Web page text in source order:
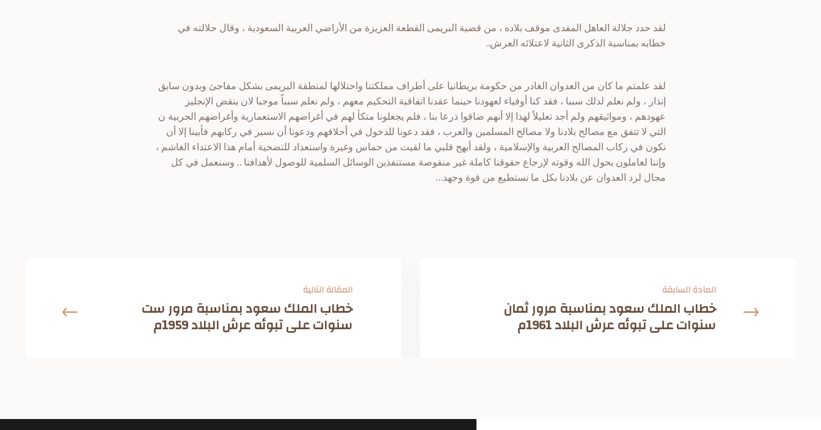
لقد حدد جلالة العاهل المفدى موقف بلاده ، من قضية البريمى القطعة العزيزة من الأراضي العربية السعودية ، وقال جلالته في
خطابه بمناسبة الذكرى الثانية لاعتلائه العرش..
لقد علمتم ما كان من العدوان الغادر من حكومة بريطانيا على أطراف مملكتنا واحتلالها لمنطقة البريمى بشكل مفاجئ وبدون سابق
إنذار ، ولم نعلم لذلك سببا ، فقد كنا أوفياء لعهودنا حينما عقدنا اتفاقية التحكيم معهم ، ولم نعلم سبباً موجبا لان ينقض الإنجليز
عهودهم ، ومواثيقهم ولم أجد تعليلاً لهذا إلا أنهم ضاقوا ذرعا بنا ، فلم يجعلونا متكأ لهم في أغراضهم الاستعمارية وأغراضهم الحربية ن
التي لا تتفق مع مصالح بلادنا ولا مصالح المسلمين والعرب ، فقد دعونا للدخول في أحلافهم ودعونا أن نسير في ركابهم فأبينا إلا أن
نكون في ركاب المصالح العربية والإسلامية ، ولقد أبهج قلبي ما لقيت من حماس وغيرة واستعداد للتضحية أمام هذا الاعتداء الغاشم ،
وإننا لعاملون بحول الله وقوته لإرجاع حقوقنا كاملة غير منقوصة مستنفذين الوسائل السلمية للوصول لأهدافنا .. وسنعمل في كل
مجال لرد العدوان عن بلادنا بكل ما نستطيع من قوة وجهد…
المادة السابقة
خطاب الملك سعود بمناسبة مرور ثمان
سنوات على تبوئه عرش البلاد 1961م
المقالة التالية
خطاب الملك سعود بمناسبة مرور ست
سنوات على تبوئه عرش البلاد 1959م